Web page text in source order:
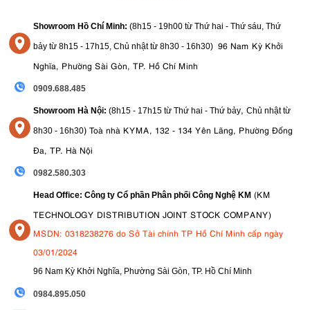
Tóm lại, ống kính Nikon Nikkor Z 35mm F1.8 Slà giải pháp toàn diện
cho các nhiếp ảnh gia tìm kiếm hiệu suất vượt trội và sự tiện lợi. Dù
bạn là nhiếp ảnh gia chuyên nghiệp hay người đam mê nhiếp ảnh,
ống kính này đều đáp ứng mọi nhu cầu của bạn để ghi lại thế giới
Showroom Hồ Chí Minh: (8h15 - 19h00 từ Thứ hai - Thứ sáu, Thứ
bảy từ 8h15 - 17h15, Chủ nhật từ 8h30 - 16h30) 96 Nam Kỳ Khởi
Nghĩa, Phường Sài Gòn, TP. Hồ Chí Minh
0909.688.485
Showroom Hà Nội: (8h15 - 17h15 từ Thứ hai - Thứ bảy, Chủ nhật từ
8h30 - 16h30) Toà nhà KYMA, 132 - 134 Yên Lãng, Phường Đống
Đa, TP. Hà Nội
0982.580.303
Head Office: Công ty Cổ phần Phân phối Công Nghệ KM (KM
TECHNOLOGY DISTRIBUTION JOINT STOCK COMPANY)
MSDN: 0318238276 do Sở Tài chính TP Hồ Chí Minh cấp ngày
03/01/2024
96 Nam Kỳ Khởi Nghĩa, Phường Sài Gòn, TP. Hồ Chí Minh
0984.895.050